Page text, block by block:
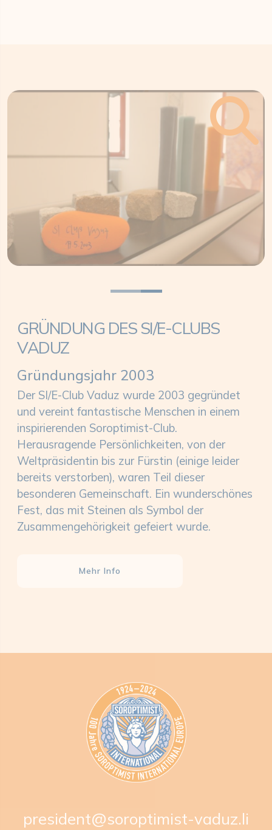
GRÜNDUNG DES SI/E-CLUBS
VADUZ
Gründungsjahr 2003
Der SI/E-Club Vaduz wurde 2003 gegründet
und vereint fantastische Menschen in einem
inspirierenden Soroptimist-Club.
Herausragende Persönlichkeiten, von der
Weltpräsidentin bis zur Fürstin (einige leider
bereits verstorben), waren Teil dieser
besonderen Gemeinschaft. Ein wunderschönes
Fest, das mit Steinen als Symbol der
Zusammengehörigkeit gefeiert wurde.
Mehr Info
president@soroptimist-vaduz.li